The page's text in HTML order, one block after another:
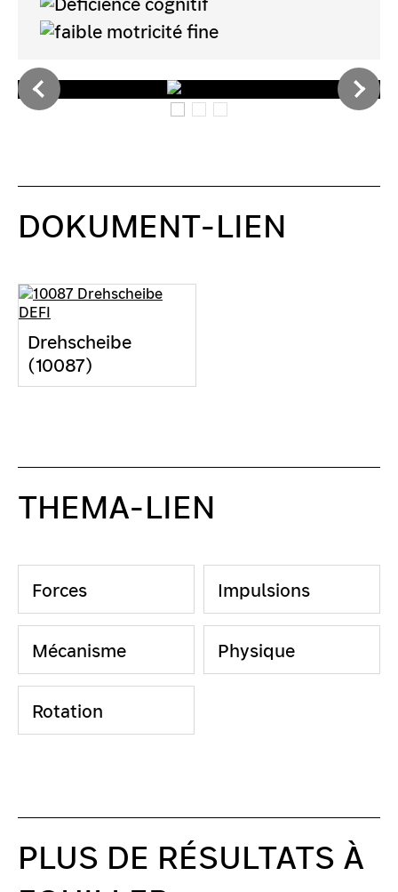
DOKUMENT-LIEN
Drehscheibe
(10087)
THEMA-LIEN
Forces Impulsions
Mécanisme Physique
Rotation
PLUS DE RÉSULTATS À